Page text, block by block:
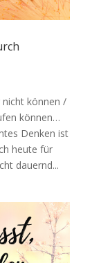
können /
können…
Denken ist
heute für
dauernd...